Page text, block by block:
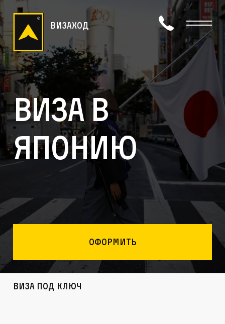
визаход
Виза в
Японию
Оформить
Виза под ключ